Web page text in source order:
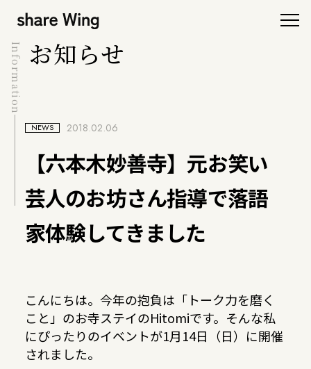
Information お知らせ
NEWS 2018.02.06
【六本木妙善寺】元お笑い
芸人のお坊さん指導で落語
家体験してきました
こんにちは。今年の抱負は「トーク力を磨く
こと」のお寺ステイのHitomiです。そんな私
にぴったりのイベントが1月14日（日）に開催
されました。